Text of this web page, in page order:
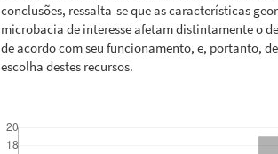
conclusões, ressalta-se que as características
microbacia de interesse afetam distintamente o
de acordo com seu funcionamento, e, portanto,
escolha destes recursos.